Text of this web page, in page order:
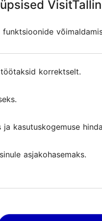
korrektselt.
kasutuskogemuse
asjakohasemaks.
korrektselt.
kasutuskogemuse
asjakohasemaks.